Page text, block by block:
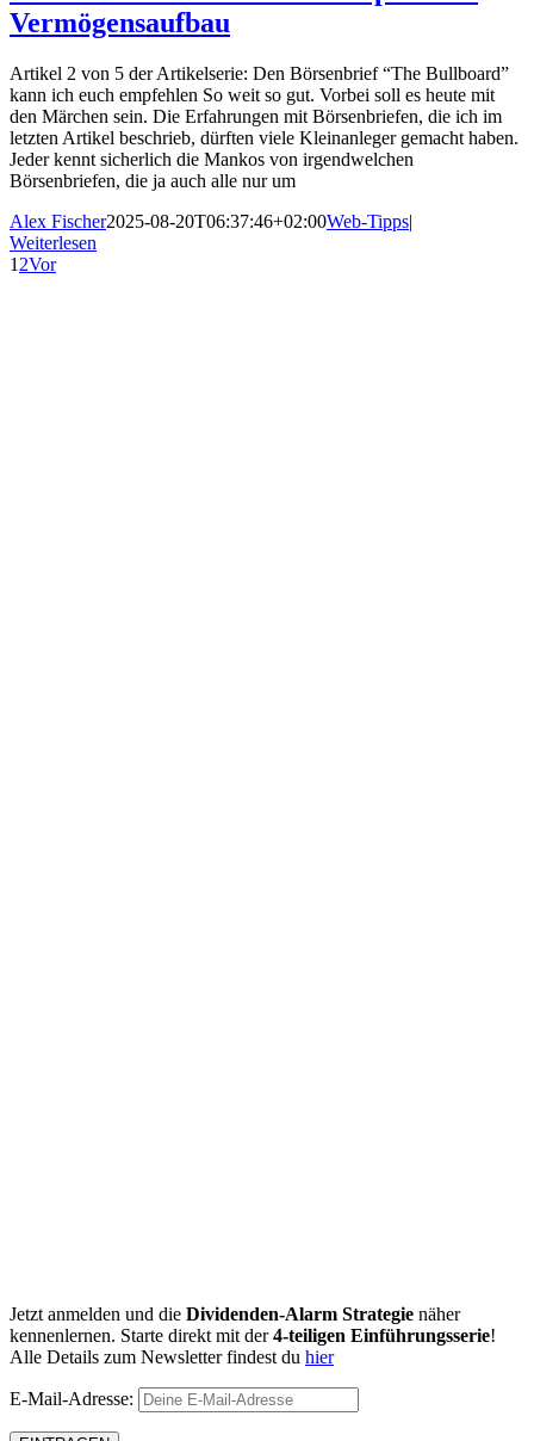
Vermögensaufbau
Artikel 2 von 5 der Artikelserie: Den Börsenbrief “The Bullboard”
kann ich euch empfehlen So weit so gut. Vorbei soll es heute mit
den Märchen sein. Die Erfahrungen mit Börsenbriefen, die ich im
letzten Artikel beschrieb, dürften viele Kleinanleger gemacht haben.
Jeder kennt sicherlich die Mankos von irgendwelchen
Börsenbriefen, die ja auch alle nur um
Alex Fischer2025-08-20T06:37:46+02:00Web-Tipps|
Weiterlesen
1 2Vor
Jetzt anmelden und die Dividenden-Alarm Strategie näher
kennenlernen. Starte direkt mit der4-teiligen Einführungsserie!
Alle Details zum Newsletter findest du hier
E-Mail-Adresse: